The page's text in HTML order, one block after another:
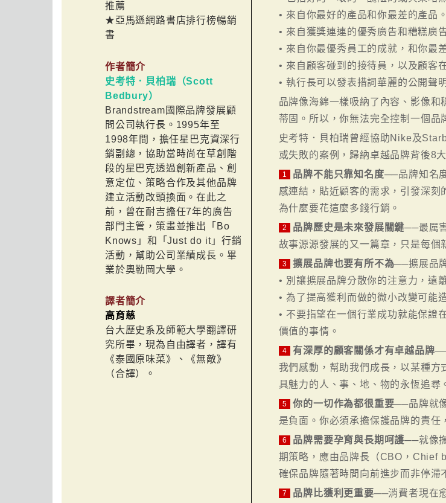
推薦
★亞馬遜網路書店排行榜暢銷
書
作者簡介
史考特．貝柏瑞（Scott
Bedbury）
Brandstream國際品牌發展顧
問公司執行長。1995年至
1998年間，擔任星巴克資深行
銷副總，協助當時尚在草創階
段的星巴克透過創新產品、創
意定位、策略合作及其他品牌
建立活動改頭換面。在此之
前，曾在耐吉擔任7年的廣告
部門主管，策畫並推出「Bo
Knows」和「Just do it」行銷
活動，幫助公司業績成長。畢
業於奧勒岡大學。
譯者簡介
高育慈
台大歷史系及師範大學翻譯研
究所畢，現為自由譯者，譯有
《泰國原味菜》、《無敵》
（合譯）。
• 來自你最好的產品和你最差的產品。
• 來自獲獎連連的優秀廣告和糟糕廣
• 來自你最優秀員工的成就，和你最
• 來自顧客碰到的接待員，以及顧客
• 執行長可以發表措詞華麗的公開聲
品牌像海綿一樣吸納了內容、影像
蒂固。所以，你無法完全控制一個品
史考特．貝柏瑞曾經協助Nike及
或失敗的案例，歸納卓越品牌背後8大
1 品牌不能只靠知名度──品牌知名
感連結，貼近顧客的需求，引發深
為什麼要花這麼多錢行銷。
2 品牌歷史是未來發展關鍵──最厲
故事源源發展的又一篇章，只是每個
3 擴展品牌也要有所不為──擴展品
• 別讓擴展品牌分散你的注意力，遠
• 為了提高獲利而做的微小改變可能
• 不要指望在一個行業成功就能保證
價值的事情。
4 有深厚的顧客關係才有卓越品牌
我們感動，幫助我們成長，以某種方
具魅力的人、事、地、物的永恆追尋
5 你的一切作為都很重要──品牌就
是負面。你必須承擔保護品牌的責任
6 品牌需要孕育與長期呵護──就像
期策略，應由品牌長（CBO，Chief
確保品牌隨著時間向前進步而非停滯
7 品牌比獲利更重要──消費者現在